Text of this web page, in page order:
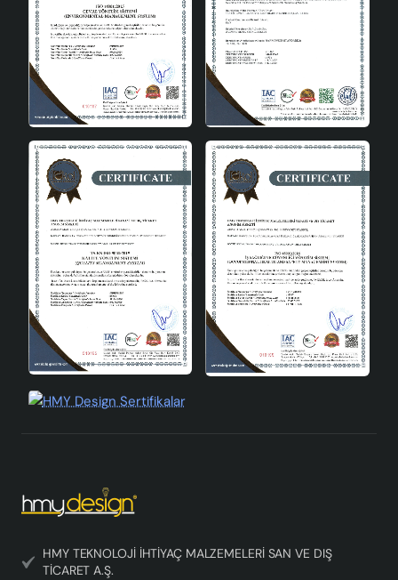
HMY TEKNOLOJİ İHTİYAÇ MALZEMELERİ SAN VE DIŞ
TİCARET A.Ş.